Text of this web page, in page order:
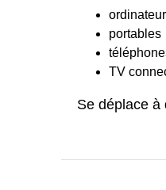
portables
TV
Se déplace à